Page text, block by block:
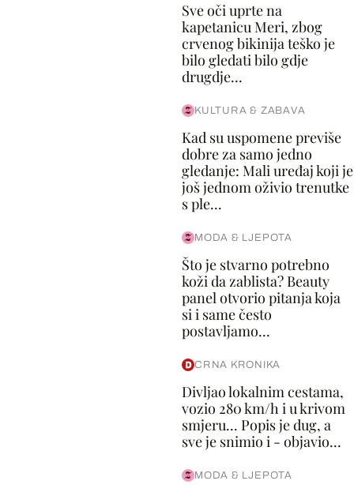
Sve oči uprte na
kapetanicu Meri, zbog
crvenog bikinija teško je
bilo gledati bilo gdje
drugdje...
KULTURA & ZABAVA
Kad su uspomene previše
dobre za samo jedno
gledanje: Mali uređaj koji je
još jednom oživio trenutke
s ple...
MODA & LJEPOTA
Što je stvarno potrebno
koži da zablista? Beauty
panel otvorio pitanja koja
si i same često
postavljamo...
CRNA KRONIKA
Divljao lokalnim cestama,
vozio 280 km/h i u krivom
smjeru... Popis je dug, a
sve je snimio i - objavio...
MODA & LJEPOTA